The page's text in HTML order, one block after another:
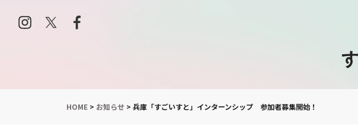
HOME > お知らせ > 兵庫「すごいすと」インターンシップ 参加者募集開始！